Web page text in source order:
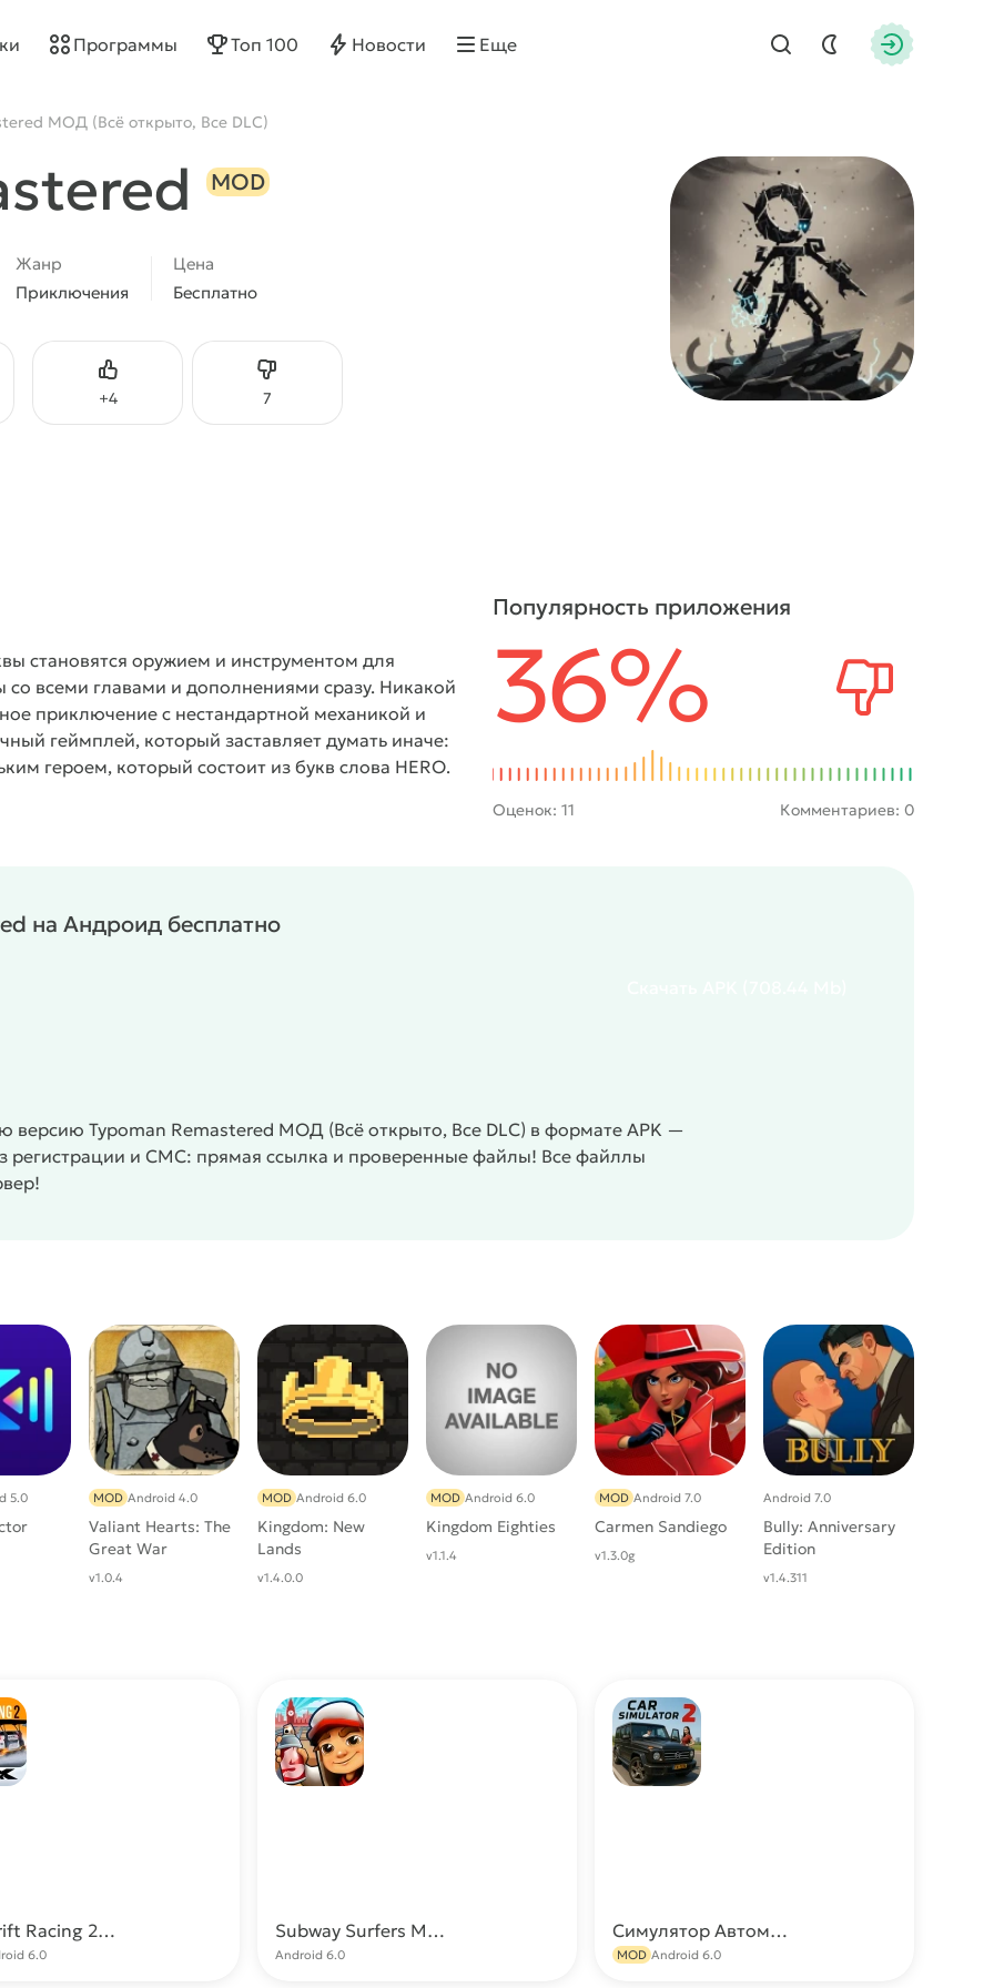
Найти
Программы Топ 100 Новости Еще
МОД (Всё открыто, Все DLC)
MOD
Жанр
Приключения
Цена
Бесплатно
+4Нравится 7Не нравится
становятся оружием и инструментом для
всеми главами и дополнениями сразу. Никакой
приключение с нестандартной механикой и
геймплей, который заставляет думать иначе:
героем, который состоит из букв слова HERO.
создай слово UP — платформа поднимется. Враги
комбинируешь их в правильном порядке и
Слово HATE превращается в HEAT, LIE становится
чтобы менять окружение и решать задачи
с детальной графикой и анимацией
креативного подхода и знания языка
нужное настроение
используй окружение для прохождения
визуал и действия героя
на устройстве
/ Платформер / Головоломки /
Популярность приложения
36%
Оценок: 11 Комментариев: 0
на Андроид бесплатно
Typoman Remastered МОД (Всё открыто, Все DLC) в формате APK —
регистрации и СМС: прямая ссылка и проверенные файлы! Все файллы
5.0
Valiant Hearts: The
Great War
MOD Android 4.0
v1.0.4
Kingdom: New
Lands
MOD Android 6.0
v1.4.0.0
Kingdom Eighties
MOD Android 6.0
v1.1.4
Carmen Sandiego
MOD Android 7.0
v1.3.0g
Bully: Anniversary
Edition
Android 7.0
v1.4.311
CarX Drift Racing 2 МОД (Много денег)
6.0
Subway Surfers МОД (Много монет/ключей)
Android 6.0
Симулятор Автомобиля 2 МОД [Много денег, Открыты все машины]
MOD Android 6.0